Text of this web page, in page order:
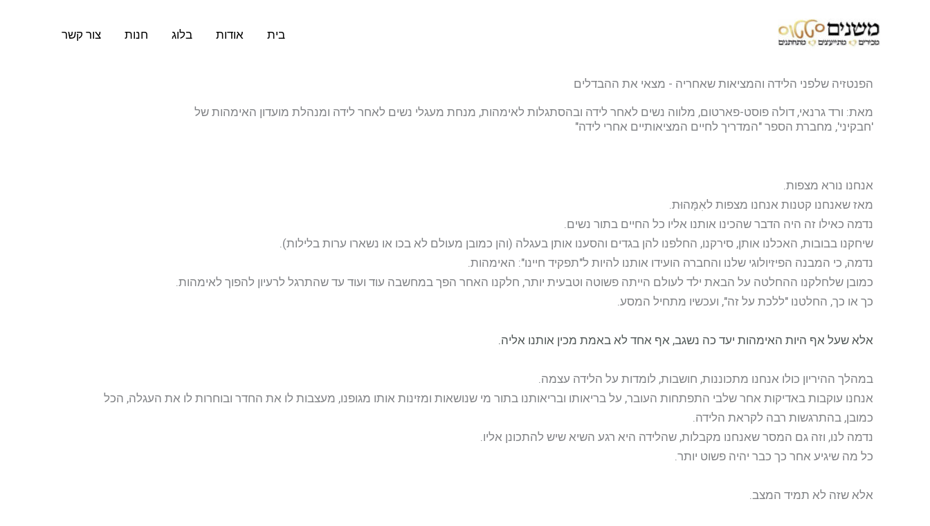
בית אודות בלוג חנות צור קשר
הפנטזיה שלפני הלידה והמציאות שאחריה - מצאי את ההבדלים
מאת: ורד גרנאי, דולה פוסט-פארטום, מלווה נשים לאחר לידה ובהסתגלות לאימהות, מנחת מעגלי נשים לאחר לידה ומנהלת מועדון האימהות של
'חבקיני', מחברת הספר "המדריך לחיים המציאותיים אחרי לידה"
אנחנו נורא מצפות.
מאז שאנחנו קטנות אנחנו מצפות לאִמָּהוּת.
נדמה כאילו זה היה הדבר שהכינו אותנו אליו כל החיים בתור נשים.
שיחקנו בבובות, האכלנו אותן, סירקנו, החלפנו להן בגדים והסענו אותן בעגלה (והן כמובן מעולם לא בכו או נשארו ערות בלילות).
נדמה, כי המבנה הפיזיולוגי שלנו והחברה הועידו אותנו להיות ל"תפקיד חיינו": האימהות.
כמובן שלחלקנו ההחלטה על הבאת ילד לעולם הייתה פשוטה וטבעית יותר, חלקנו האחר הפך במחשבה עוד ועוד עד שהתרגל לרעיון להפוך לאימהות.
כך או כך, החלטנו "ללכת על זה", ועכשיו מתחיל המסע.
אלא שעל אף היות האימהות יעד כה נשגב, אף אחד לא באמת מכין אותנו אליה.
במהלך ההיריון כולו אנחנו מתכוננות, חושבות, לומדות על הלידה עצמה.
אנחנו עוקבות באדיקות אחר שלבי התפתחות העובר, על בריאותו ובריאותנו בתור מי שנושאות ומזינות אותו מגופנו, מעצבות לו את החדר ובוחרות לו את העגלה, הכל
כמובן, בהתרגשות רבה לקראת הלידה.
נדמה לנו, וזה גם המסר שאנחנו מקבלות, שהלידה היא רגע השיא שיש להתכונן אליו.
כל מה שיגיע אחר כך כבר יהיה פשוט יותר.
אלא שזה לא תמיד המצב.